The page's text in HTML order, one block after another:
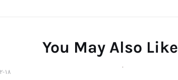
You May Also Like